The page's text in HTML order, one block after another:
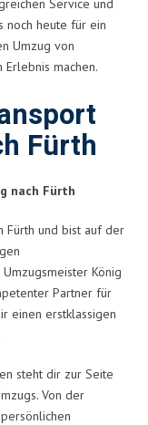
Service und
noch heute für ein
Umzug von
machen.
Fürth
nach Fürth
Fürth und bist auf der
König
Partner für
einen erstklassigen
steht dir zur Seite
Von der